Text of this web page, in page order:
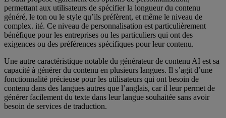
permettant aux utilisateurs de spécifier la longueur du contenu
généré, le ton ou le style qu’ils préfèrent, et même le niveau de
complex. ité. Ce niveau de personnalisation est particulièrement
bénéfique pour les entreprises ou les particuliers qui ont des
exigences ou des préférences spécifiques pour leur contenu.
Une autre caractéristique notable du générateur de contenu AI est sa
capacité à générer du contenu en plusieurs langues. Il s’agit d’une
fonctionnalité précieuse pour les utilisateurs qui ont besoin de
contenu dans des langues autres que l’anglais, car il leur permet de
générer facilement du texte dans leur langue souhaitée sans avoir
besoin de services de traduction.